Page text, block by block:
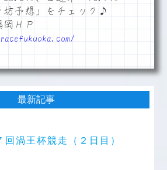
坊予想」をチェック♪
岡ＨＰ
最新記事
回渦王杯競走（２日目）